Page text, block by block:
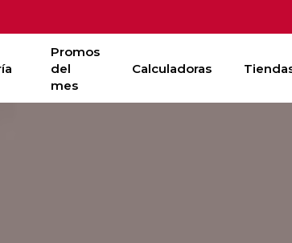
Promos
del
mes
Calculadoras